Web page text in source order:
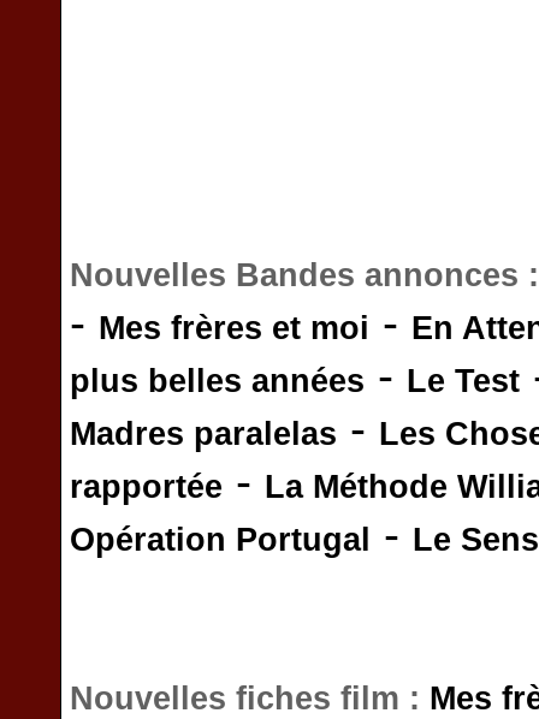
Nouvelles Bandes annonces
- Mes frères et moi - En
plus belles années - Le Test
Madres paralelas - Les
rapportée - La Méthode
Opération Portugal
- Le
Nouvelles fiches film : Mes